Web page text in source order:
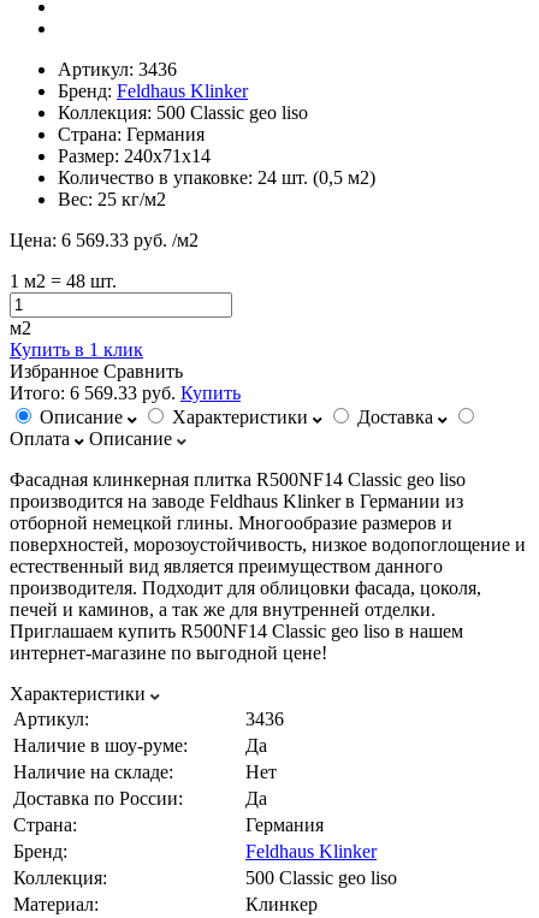
Артикул: 3436
Бренд: Feldhaus Klinker
Коллекция: 500 Classic geo liso
Страна: Германия
Размер: 240х71х14
Количество в упаковке: 24 шт. (0,5 м2)
Вес: 25 кг/м2
Цена: 6 569.33 руб. /м2
1 м2 = 48 шт.
м2
Купить в 1 клик
Избранное Сравнить
Итого: 6 569.33 руб. Купить
Описание
Характеристики
Доставка
Оплата
Описание
Фасадная клинкерная плитка R500NF14 Classic geo liso
производится на заводе Feldhaus Klinker в Германии из
отборной немецкой глины. Многообразие размеров и
поверхностей, морозоустойчивость, низкое водопоглощение и
естественный вид является преимуществом данного
производителя. Подходит для облицовки фасада, цоколя,
печей и каминов, а так же для внутренней отделки.
Приглашаем купить R500NF14 Classic geo liso в нашем
интернет-магазине по выгодной цене!
Характеристики
Артикул:
3436
Наличие в шоу-руме:
Да
Наличие на складе:
Нет
Доставка по России:
Да
Страна:
Германия
Бренд:
Feldhaus Klinker
Коллекция:
500 Classic geo liso
Материал:
Клинкер